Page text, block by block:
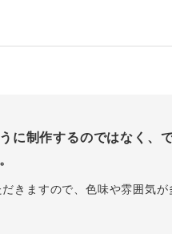
に制作するのではなく、
きますので、色味や雰囲気が